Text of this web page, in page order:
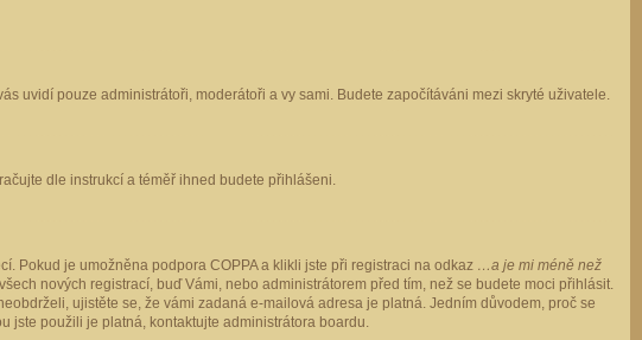
uvidí pouze administrátoři, moderátoři a vy sami. Budete započítáváni mezi skryté uživatele.
dle instrukcí a téměř ihned budete přihlášeni.
Pokud je umožněna podpora COPPA a klikli jste při registraci na odkaz …a je mi méně než
nových registrací, buď Vámi, nebo administrátorem před tím, než se budete moci přihlásit.
ujistěte se, že vámi zadaná e-mailová adresa je platná. Jedním důvodem, proč se
jste použili je platná, kontaktujte administrátora boardu.